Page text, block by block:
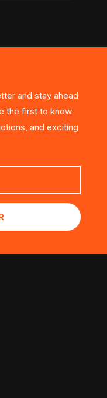
and stay ahead
the first to know
and exciting